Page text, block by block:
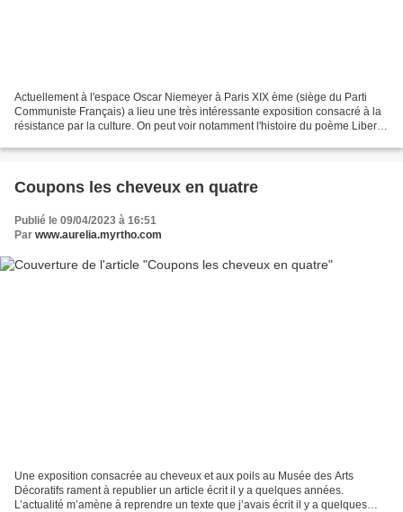
Actuellement à l'espace Oscar Niemeyer à Paris XIX ème (siège du Parti
Communiste Français) a lieu une très intéressante exposition consacré à la
résistance par la culture. On peut voir notamment l'histoire du poème Liberté
Coupons les cheveux en quatre
Publié le 09/04/2023 à 16:51
Par www.aurelia.myrtho.com
Une exposition consacrée au cheveux et aux poils au Musée des Arts
Décoratifs rament à republier un article écrit il y a quelques années.
L’actualité m’amène à reprendre un texte que j’avais écrit il y a quelques